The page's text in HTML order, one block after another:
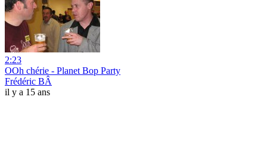
2:23
OOh chérie - Planet Bop Party
Frédéric BÂ
il y a 15 ans